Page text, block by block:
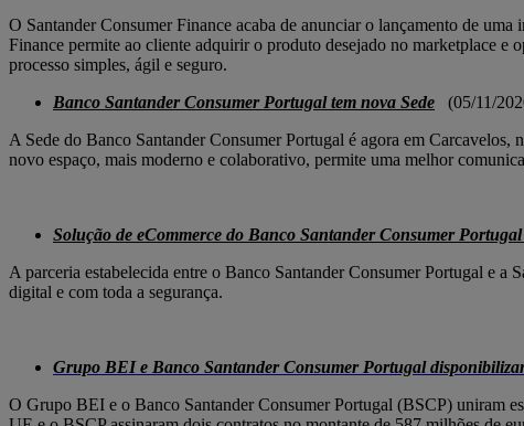
O Santander Consumer Finance acaba de anunciar o lançamento de
Finance permite ao cliente adquirir o produto desejado no marketplace e
processo simples, ágil e seguro.
Banco Santander Consumer Portugal tem nova Sede (05/11/
A Sede do Banco Santander Consumer Portugal é agora em
novo espaço, mais moderno e colaborativo, permite uma melhor
Solução de eCommerce do Banco Santander Consumer
A parceria estabelecida entre o Banco Santander Consumer Portugal e
digital e com toda a segurança.
Grupo BEI e Banco Santander Consumer Portugal
O Grupo BEI e o Banco Santander Consumer Portugal (BSCP) uniram